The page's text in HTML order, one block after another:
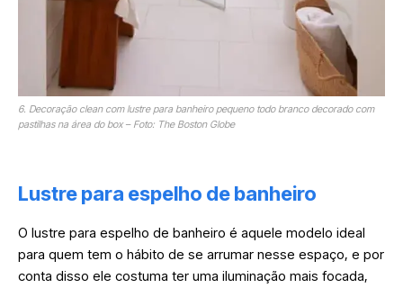
6. Decoração clean com lustre para banheiro pequeno todo branco decorado com
pastilhas na área do box – Foto: The Boston Globe
Lustre para espelho de banheiro
O lustre para espelho de banheiro é aquele modelo ideal
para quem tem o hábito de se arrumar nesse espaço, e por
conta disso ele costuma ter uma iluminação mais focada,